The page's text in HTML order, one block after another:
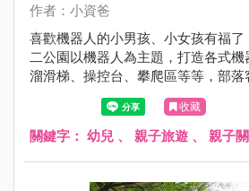
作者：小資爸
喜歡機器人的小男孩、小女孩有福
二公園以機器人為主題，打造各式
溜滑梯、操控台、攀爬區等等，部落
玩樂一番，快來看看吧～
收藏
關鍵字： 幼兒 、 親子旅遊 、 親子